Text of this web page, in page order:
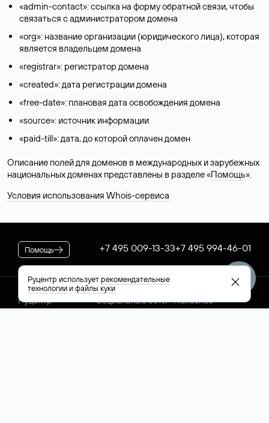
«admin-contact»: ссылка на форму обратной связи, чтобы
связаться с администратором домена
«org»: название организации (юридического лица), которая
является владельцем домена
«registrar»: регистратор домена
«created»: дата регистрации домена
«free-date»: плановая дата освобождения домена
«source»: источник информации
«paid-till»: дата, до которой оплачен домен
Описание полей для доменов в международных и зарубежных
национальных доменах представлены в разделе «Помощь».
Условия использования Whois-сервиса
Помощь +7 495 009-13-33+7 495 994-46-01
Руцентр
Социальные сети Полезное
Руцентр используетрекомендательные
технологииифайлы куки